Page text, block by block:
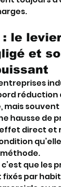
le
et
réduction
mais souvent
hausse de
direct et
que les
par